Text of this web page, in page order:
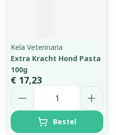
Kela Veterinaria
Extra Kracht Hond Pasta
100g
€ 17,23
Aantal
Bestel